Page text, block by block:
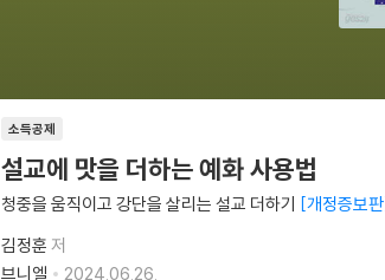
소득공제
설교에 맛을 더하는 예화 사용법
청중을 움직이고 강단을 살리는 설교 더하기 개정증보판
김정훈 저
브니엘
2024.06.26.